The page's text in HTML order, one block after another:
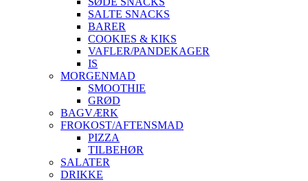
SALTE SNACKS
BARER
COOKIES & KIKS
VAFLER/PANDEKAGER
IS
MORGENMAD
SMOOTHIE
GRØD
BAGVÆRK
FROKOST/AFTENSMAD
PIZZA
TILBEHØR
SALATER
DRIKKE